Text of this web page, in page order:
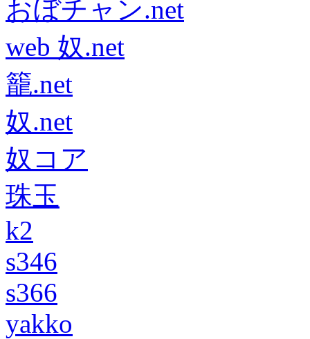
おぼチャン.net
web 奴.net
籠.net
奴.net
奴コア
珠玉
k2
s346
s366
yakko